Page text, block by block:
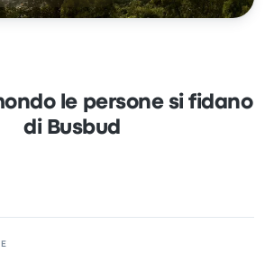
le persone si fidano
di Busbud